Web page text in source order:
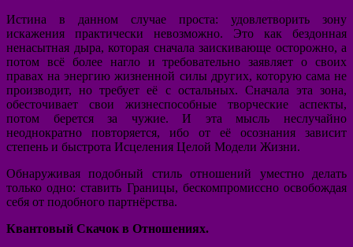
Истина в данном случае проста: удовлетворить зону
искажения практически невозможно. Это как бездонная
ненасытная дыра, которая сначала заискивающе осторожно, а
потом всё более нагло и требовательно заявляет о своих
правах на энергию жизненной силы других, которую сама не
производит, но требует её с остальных. Сначала эта зона,
обесточивает свои жизнеспособные творческие аспекты,
потом берется за чужие. И эта мысль неслучайно
неоднократно повторяется, ибо от её осознания зависит
степень и быстрота Исцеления Целой Модели Жизни.
Обнаруживая подобный стиль отношений уместно делать
только одно: ставить Границы, бескомпромиссно освобождая
себя от подобного партнёрства.
Квантовый Скачок в Отношениях.